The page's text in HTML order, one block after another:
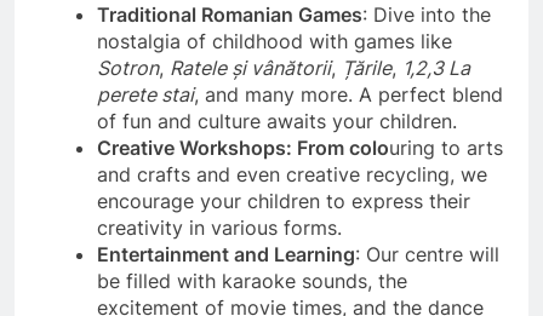
Traditional Romanian Games: Dive into the
nostalgia of childhood with games like
Sotron, Ratele și vânătorii, Țările, 1,2,3 La
perete stai, and many more. A perfect blend
of fun and culture awaits your children.
Creative Workshops: From colouring to arts
and crafts and even creative recycling, we
encourage your children to express their
creativity in various forms.
Entertainment and Learning: Our centre will
be filled with karaoke sounds, the
excitement of movie times, and the dance